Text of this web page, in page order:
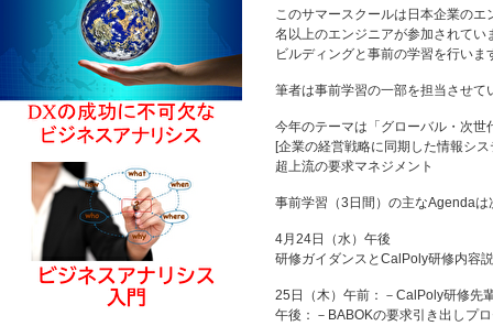
このサマースクールは日本企業の
名以上のエンジニアが参加されて
ビルディングと事前の学習を行いま
筆者は事前学習の一部を担当させ
今年のテーマは「グローバル・次世
[企業の経営戦略に同期した情報シ
超上流の要求マネジメント
事前学習（3日間）の主なAgendaは
4月24日（水）午後
研修ガイダンスとCalPoly研修内容
25日（木）午前：－CalPoly研修先
午後：－BABOKの要求引き出しプ